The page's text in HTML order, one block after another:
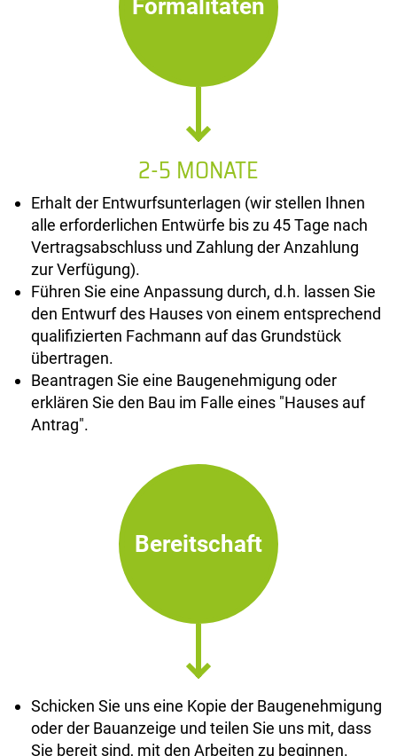
Formalitäten
2-5 MONATE
Erhalt der Entwurfsunterlagen (wir stellen Ihnen
alle erforderlichen Entwürfe bis zu 45 Tage nach
Vertragsabschluss und Zahlung der Anzahlung
zur Verfügung).
Führen Sie eine Anpassung durch, d.h. lassen Sie
den Entwurf des Hauses von einem entsprechend
qualifizierten Fachmann auf das Grundstück
übertragen.
Beantragen Sie eine Baugenehmigung oder
erklären Sie den Bau im Falle eines "Hauses auf
Antrag".
Bereitschaft
Schicken Sie uns eine Kopie der Baugenehmigung
oder der Bauanzeige und teilen Sie uns mit, dass
Sie bereit sind, mit den Arbeiten zu beginnen.